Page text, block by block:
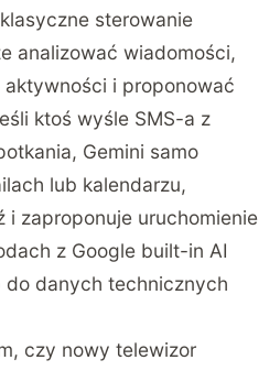
sterowanie
analizować wiadomości,
i proponować
ktoś wyśle SMS-a z
Gemini samo
lub kalendarzu,
zaproponuje uruchomienie
z Google built-in AI
danych technicznych
czy nowy telewizor